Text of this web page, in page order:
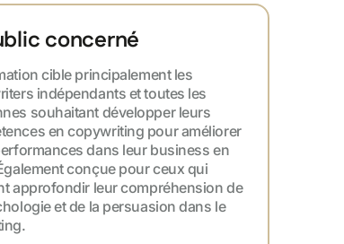
concerné
cible principalement les
indépendants et toutes les
souhaitant développer leurs
en copywriting pour améliorer
dans leur business en
conçue pour ceux qui
approfondir leur compréhension de
et de la persuasion dans le